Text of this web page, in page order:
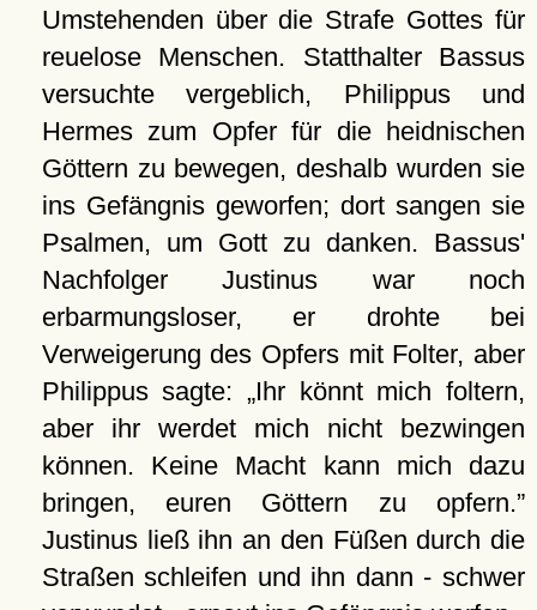
Umstehenden über die Strafe Gottes für
reuelose Menschen. Statthalter Bassus
versuchte vergeblich, Philippus und
Hermes zum Opfer für die heidnischen
Göttern zu bewegen, deshalb wurden sie
ins Gefängnis geworfen; dort sangen sie
Psalmen, um Gott zu danken. Bassus'
Nachfolger Justinus war noch
erbarmungsloser, er drohte bei
Verweigerung des Opfers mit Folter, aber
Philippus sagte: Ihr könnt mich foltern,
aber ihr werdet mich nicht bezwingen
können. Keine Macht kann mich dazu
bringen, euren Göttern zu opfern.
Justinus ließ ihn an den Füßen durch die
Straßen schleifen und ihn dann - schwer